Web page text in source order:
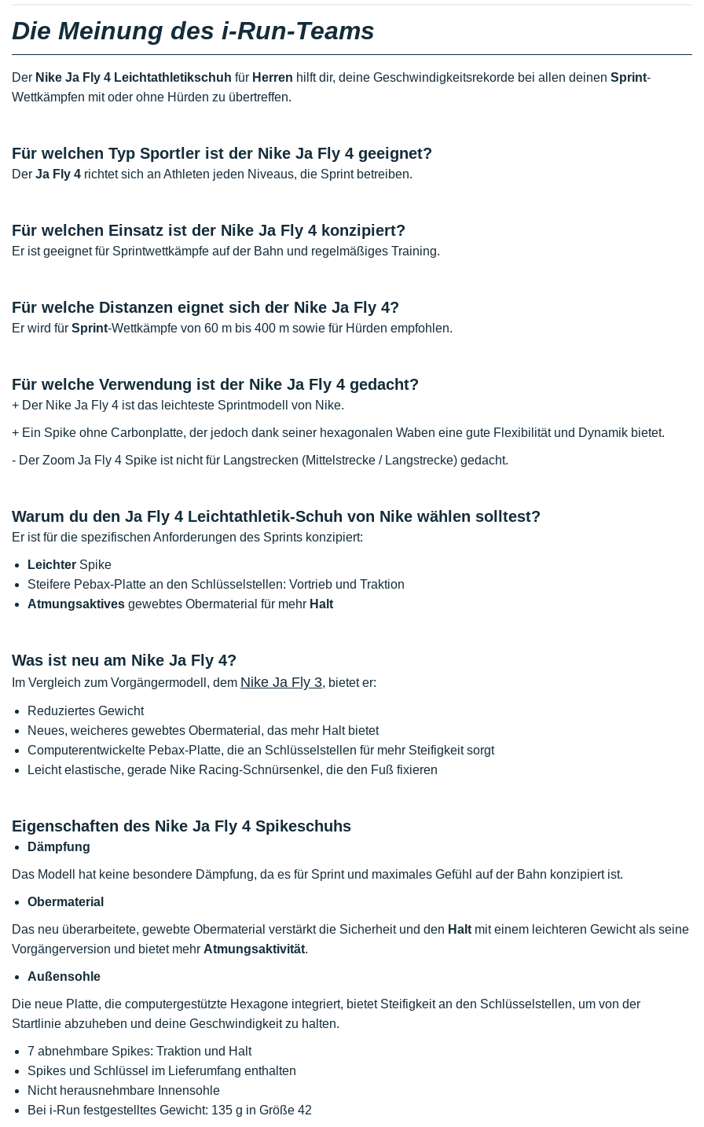
Die Meinung des i-Run-Teams
Der Nike Ja Fly 4 Leichtathletikschuh für Herren hilft dir, deine Geschwindigkeitsrekorde bei allen deinen Sprint-
Wettkämpfen mit oder ohne Hürden zu übertreffen.
Für welchen Typ Sportler ist der Nike Ja Fly 4 geeignet?
Der Ja Fly 4 richtet sich an Athleten jeden Niveaus, die Sprint betreiben.
Für welchen Einsatz ist der Nike Ja Fly 4 konzipiert?
Er ist geeignet für Sprintwettkämpfe auf der Bahn und regelmäßiges Training.
Für welche Distanzen eignet sich der Nike Ja Fly 4?
Er wird für Sprint-Wettkämpfe von 60 m bis 400 m sowie für Hürden empfohlen.
Für welche Verwendung ist der Nike Ja Fly 4 gedacht?
+ Der Nike Ja Fly 4 ist das leichteste Sprintmodell von Nike.
+ Ein Spike ohne Carbonplatte, der jedoch dank seiner hexagonalen Waben eine gute Flexibilität und Dynamik bietet.
- Der Zoom Ja Fly 4 Spike ist nicht für Langstrecken (Mittelstrecke / Langstrecke) gedacht.
Warum du den Ja Fly 4 Leichtathletik-Schuh von Nike wählen solltest?
Er ist für die spezifischen Anforderungen des Sprints konzipiert:
Leichter Spike
Steifere Pebax-Platte an den Schlüsselstellen: Vortrieb und Traktion
Atmungsaktives gewebtes Obermaterial für mehr Halt
Was ist neu am Nike Ja Fly 4?
Im Vergleich zum Vorgängermodell, dem Nike Ja Fly 3, bietet er:
Reduziertes Gewicht
Neues, weicheres gewebtes Obermaterial, das mehr Halt bietet
Computerentwickelte Pebax-Platte, die an Schlüsselstellen für mehr Steifigkeit sorgt
Leicht elastische, gerade Nike Racing-Schnürsenkel, die den Fuß fixieren
Eigenschaften des Nike Ja Fly 4 Spikeschuhs
Dämpfung
Das Modell hat keine besondere Dämpfung, da es für Sprint und maximales Gefühl auf der Bahn konzipiert ist.
Obermaterial
Das neu überarbeitete, gewebte Obermaterial verstärkt die Sicherheit und den Halt mit einem leichteren Gewicht als seine
Vorgängerversion und bietet mehr Atmungsaktivität.
Außensohle
Die neue Platte, die computergestützte Hexagone integriert, bietet Steifigkeit an den Schlüsselstellen, um von der
Startlinie abzuheben und deine Geschwindigkeit zu halten.
7 abnehmbare Spikes: Traktion und Halt
Spikes und Schlüssel im Lieferumfang enthalten
Nicht herausnehmbare Innensohle
Bei i-Run festgestelltes Gewicht: 135 g in Größe 42